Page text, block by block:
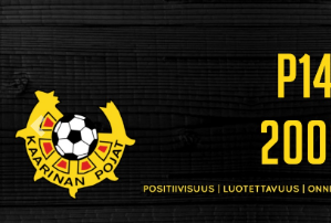
Previous